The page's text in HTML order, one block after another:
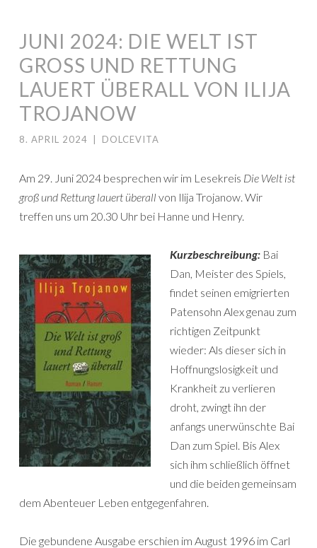
JUNI 2024: DIE WELT IST
GROSS UND RETTUNG L
AUERT ÜBERALL VON ILIJA T
ROJANOW
8. APRIL 2024 DOLCEVITA
Am 29. Juni 2024 besprechen wir im Lesekreis Die Welt ist
groß und Rettung lauert überall von Ilija Trojanow. Wir
treffen uns um 20.30 Uhr bei Hanne und Henry.
Kurzbeschreibung: Bai
Dan, Meister des Spiels,
findet seinen emigrierten
Patensohn Alex genau zum
richtigen Zeitpunkt
wieder: Als dieser sich in
Hoffnungslosigkeit und
Krankheit zu verlieren
droht, zwingt ihn der
anfangs unerwünschte Bai
Dan zum Spiel. Bis Alex
sich ihm schließlich öffnet
und die beiden gemeinsam
dem Abenteuer Leben entgegenfahren.
Die gebundene Ausgabe erschien im August 1996 im Carl